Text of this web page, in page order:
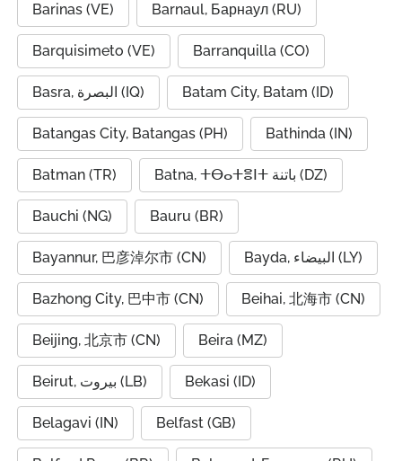
Barinas (VE) Barnaul, Барнаул (RU)
Barquisimeto (VE) Barranquilla (CO)
Basra, البصرة (IQ) Batam City, Batam (ID)
Batangas City, Batangas (PH) Bathinda (IN)
Batman (TR) Batna, ⵜⴱⴰⵜⴻⵏⵜ باتنة (DZ)
Bauchi (NG) Bauru (BR)
Bayannur, 巴彦淖尔市 (CN) Bayda, البيضاء (LY)
Bazhong City, 巴中市 (CN) Beihai, 北海市 (CN)
Beijing, 北京市 (CN) Beira (MZ)
Beirut, بيروت (LB) Bekasi (ID)
Belagavi (IN) Belfast (GB)